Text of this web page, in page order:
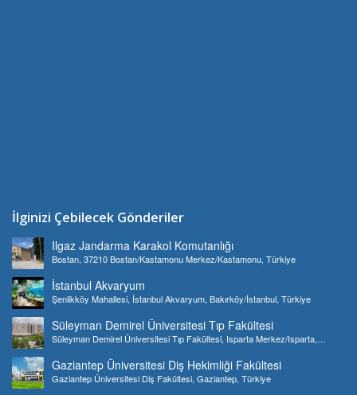
İlginizi Çebilecek Gönderiler
Ilgaz Jandarma Karakol Komutanlığı
Bostan, 37210 Bostan/Kastamonu Merkez/Kastamonu, Türkiye
İstanbul Akvaryum
Şenlikköy Mahallesi, İstanbul Akvaryum, Bakırköy/İstanbul, Türkiye
Süleyman Demirel Üniversitesi Tıp Fakültesi
Süleyman Demirel Üniversitesi Tıp Fakültesi, Isparta Merkez/Isparta,
Gaziantep Üniversitesi Diş Hekimliği Fakültesi
Gaziantep Üniversitesi Diş Fakültesi, Gaziantep, Türkiye